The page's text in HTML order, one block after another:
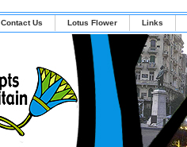
Contact Us Lotus Flower Links